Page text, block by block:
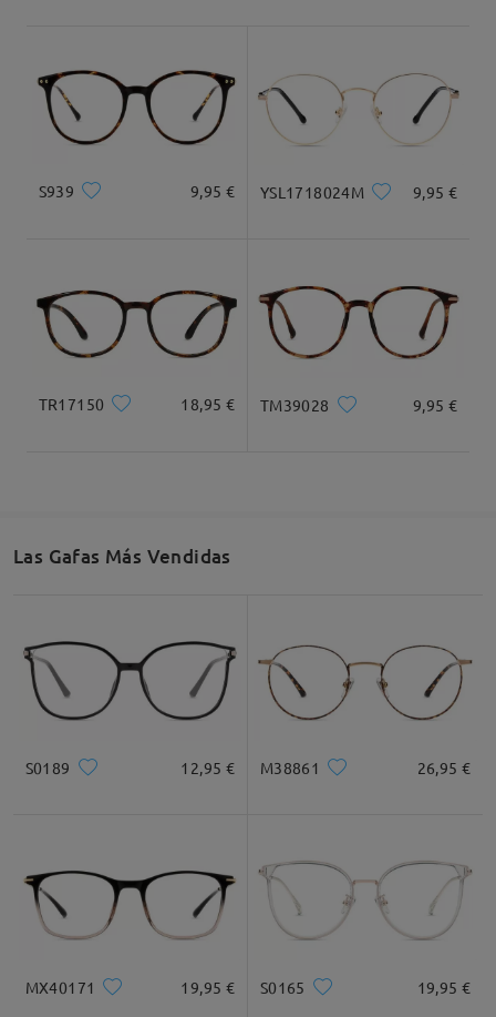
Llegado
S939 9,95 € YSL1718024M 9,95 €
TR17150 18,95 € TM39028 9,95 €
Las Gafas Más Vendidas
S0189 12,95 € M38861 26,95 €
MX40171 19,95 € S0165 19,95 €